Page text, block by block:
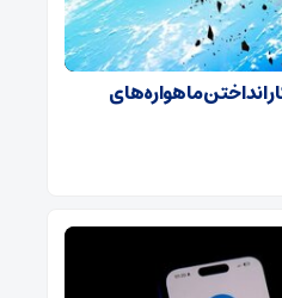
انداختن ماهواره‌های